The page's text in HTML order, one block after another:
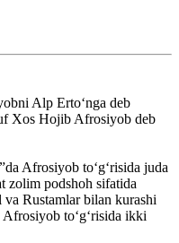
Alp Erto‘nga deb
Xos Hojib Afrosiyob deb
Afrosiyob to‘g‘risida juda
zolim podshoh sifatida
Rustamlar bilan kurashi
to‘g‘risida ikki